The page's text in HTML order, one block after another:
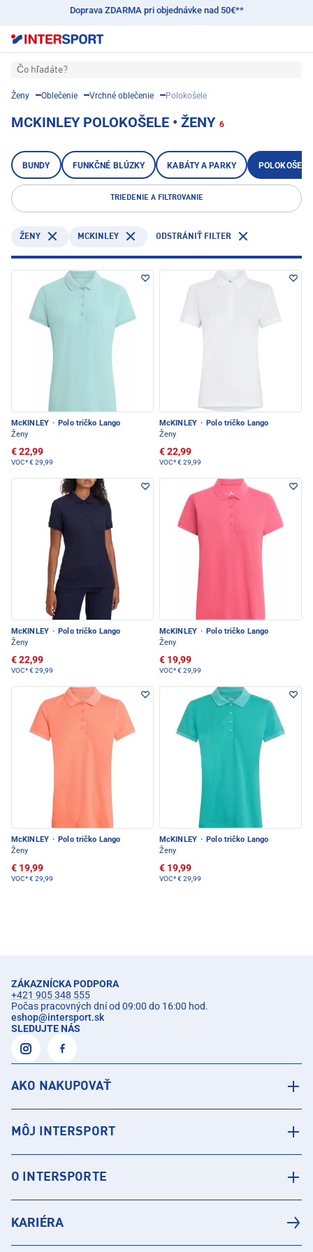
Doprava ZDARMA pri objednávke nad 50€**
Čo hľadáte?
Ženy Oblečenie Vrchné oblečenie Polokošele
MCKINLEY POLOKOŠELE • ŽENY 6
BUNDY FUNKČNÉ BLÚZKY KABÁTY A PARKY POLOKOŠELE
TRIEDENIE A FILTROVANIE
ŽENY MCKINLEY ODSTRÁNIŤ FILTER
McKINLEY · Polo tričko Lango
Ženy
€ 22,99
VOC*€ 29,99
McKINLEY · Polo tričko Lango
Ženy
€ 22,99
VOC*€ 29,99
McKINLEY · Polo tričko Lango
Ženy
€ 22,99
VOC*€ 29,99
McKINLEY · Polo tričko Lango
Ženy
€ 19,99
VOC*€ 29,99
McKINLEY · Polo tričko Lango
Ženy
€ 19,99
VOC*€ 29,99
McKINLEY · Polo tričko Lango
Ženy
€ 19,99
VOC*€ 29,99
ZÁKAZNÍCKA PODPORA
+421 905 348 555
Počas pracovných dní od 09:00 do 16:00 hod.
eshop@intersport.sk
SLEDUJTE NÁS
AKO NAKUPOVAŤ
MÔJ INTERSPORT
O INTERSPORTE
KARIÉRA